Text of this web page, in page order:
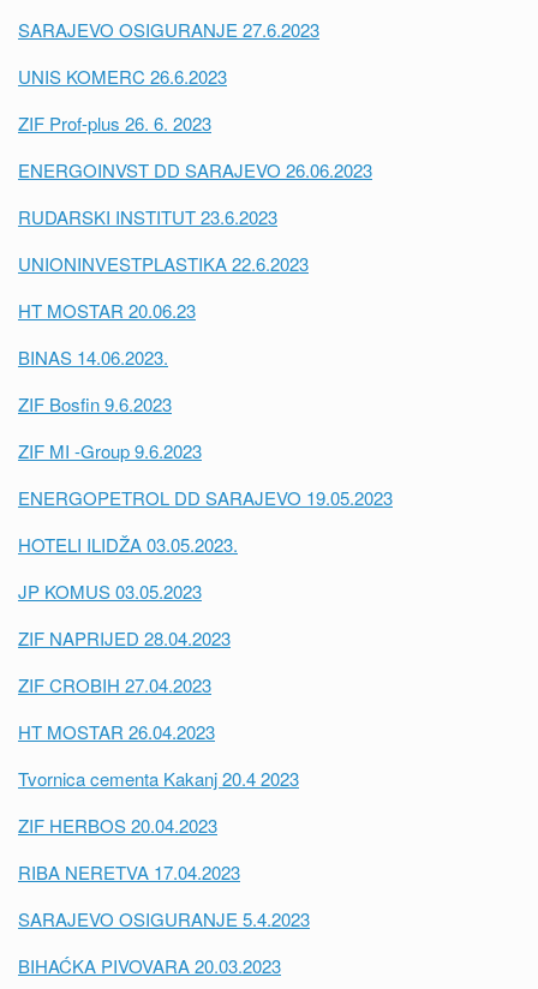
SARAJEVO OSIGURANJE 27.6.2023
UNIS KOMERC 26.6.2023
ZIF Prof-plus 26. 6. 2023
ENERGOINVST DD SARAJEVO 26.06.2023
RUDARSKI INSTITUT 23.6.2023
UNIONINVESTPLASTIKA 22.6.2023
HT MOSTAR 20.06.23
BINAS 14.06.2023.
ZIF Bosfin 9.6.2023
ZIF MI -Group 9.6.2023
ENERGOPETROL DD SARAJEVO 19.05.2023
HOTELI ILIDŽA 03.05.2023.
JP KOMUS 03.05.2023
ZIF NAPRIJED 28.04.2023
ZIF CROBIH 27.04.2023
HT MOSTAR 26.04.2023
Tvornica cementa Kakanj 20.4 2023
ZIF HERBOS 20.04.2023
RIBA NERETVA 17.04.2023
SARAJEVO OSIGURANJE 5.4.2023
BIHAĆKA PIVOVARA 20.03.2023